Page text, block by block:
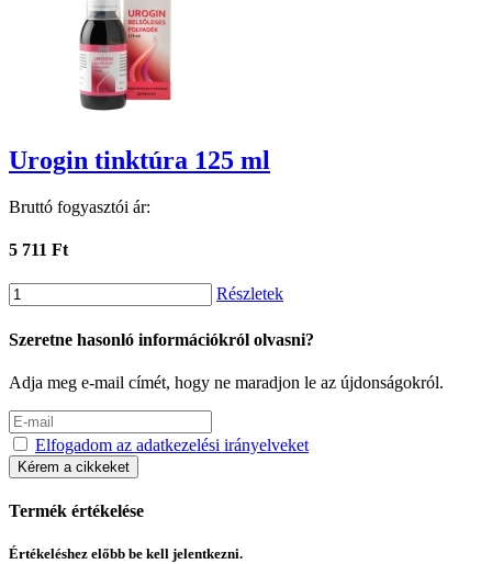
Urogin tinktúra 125 ml
Bruttó fogyasztói ár:
5 711 Ft
Részletek
Szeretne hasonló információkról olvasni?
Adja meg e-mail címét, hogy ne maradjon le az újdonságokról.
Elfogadom az adatkezelési irányelveket
Kérem a cikkeket
Termék értékelése
Értékeléshez előbb be kell jelentkezni.